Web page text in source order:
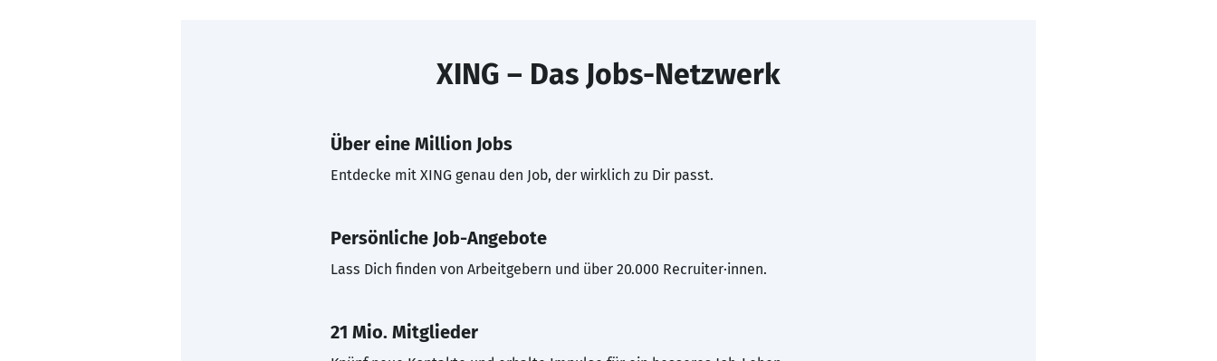
XING – Das Jobs-Netzwerk
Über eine Million Jobs
Entdecke mit XING genau den Job, der wirklich zu Dir passt.
Persönliche Job-Angebote
Lass Dich finden von Arbeitgebern und über 20.000 Recruiter·innen.
21 Mio. Mitglieder